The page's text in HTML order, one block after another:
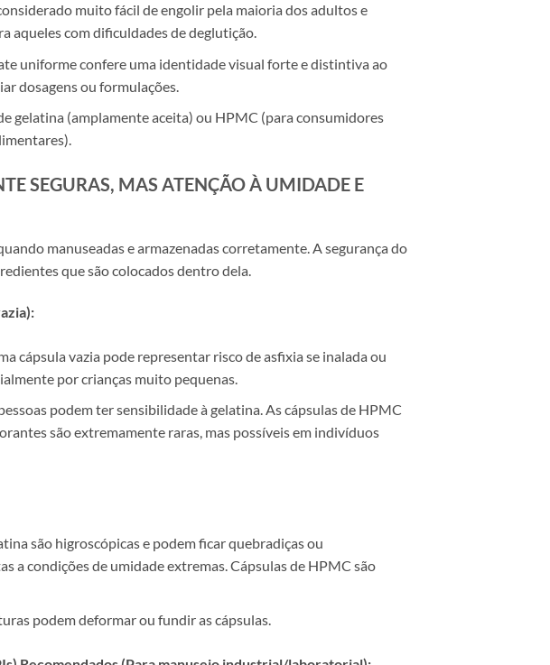
muito fácil de engolir pela maioria dos adultos e
aqueles com dificuldades de deglutição.
uniforme confere uma identidade visual forte e distintiva ao
dosagens ou formulações.
gelatina (amplamente aceita) ou HPMC (para consumidores
SEGURAS, MAS ATENÇÃO À UMIDADE E
manuseadas e armazenadas corretamente. A segurança do
que são colocados dentro dela.
cápsula vazia pode representar risco de asfixia se inalada ou
por crianças muito pequenas.
podem ter sensibilidade à gelatina. As cápsulas de HPMC
são extremamente raras, mas possíveis em indivíduos
são higroscópicas e podem ficar quebradiças ou
a condições de umidade extremas. Cápsulas de HPMC são
podem deformar ou fundir as cápsulas.